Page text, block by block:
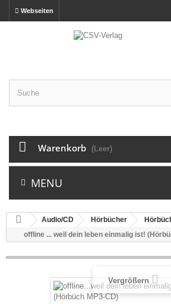
Webseiten
Warenkorb (Leer)
MENU
Audio/CD Hörbücher
offline ... weil dein leben einmalig ist!
Vergrößern